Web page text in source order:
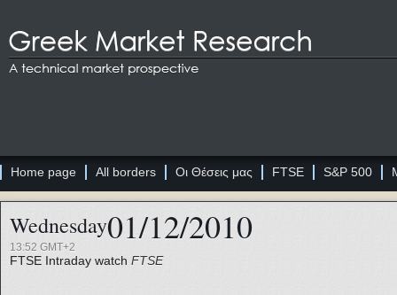
Home page All borders Οι Θέσεις μας FTSE S&P 500
Wednesday01/12/2010
13:52 GMT+2
FTSE Intraday watch FTSE